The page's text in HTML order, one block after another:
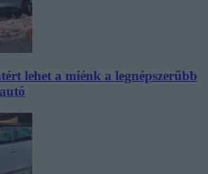
lehet a miénk a legnépszerűbb